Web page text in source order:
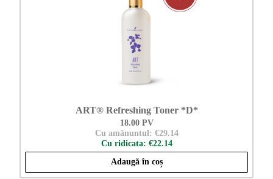
ART® Refreshing Toner *D*
18.00 PV
Cu amănuntul: €29.14
Cu ridicata: €22.14
Adaugă în coș